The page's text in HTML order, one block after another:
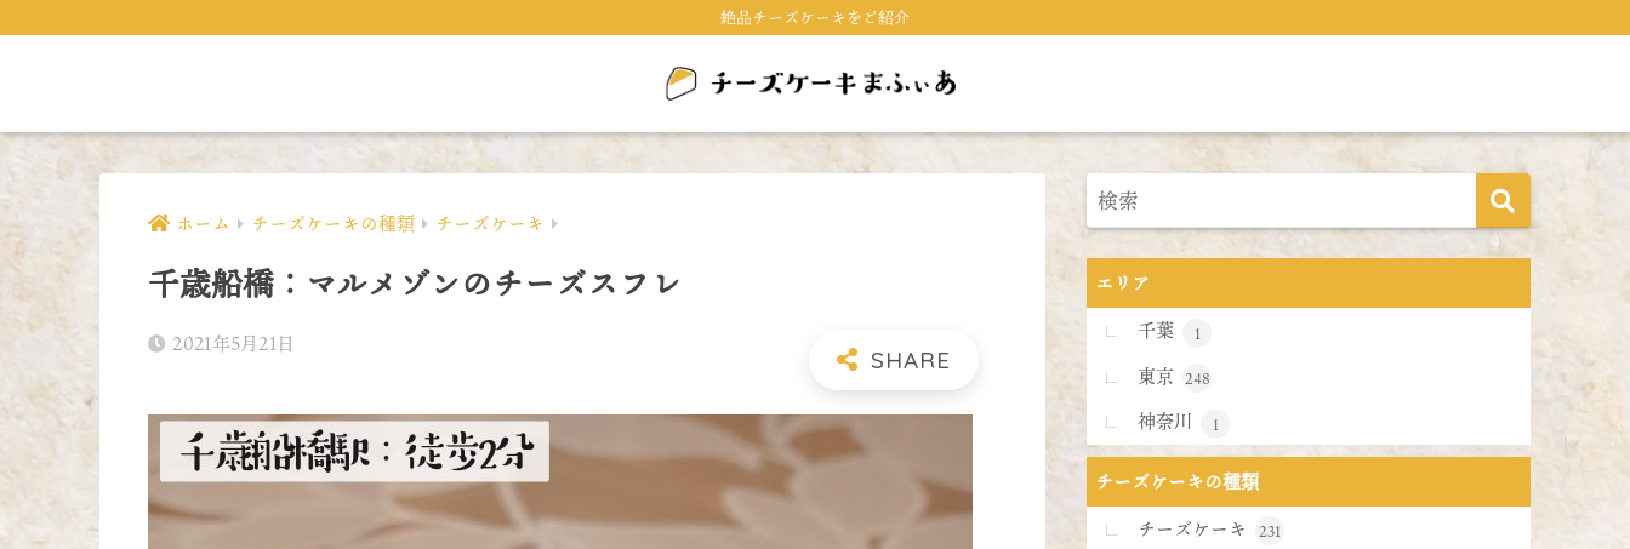
絶品チーズケーキをご紹介
ホーム チーズケーキの種類 チーズケーキ
千歳船橋：マルメゾンのチーズスフレ
2021年5月21日
エリア
千葉
1
東京 248
神奈川 1
チーズケーキの種類
チーズケーキ
231